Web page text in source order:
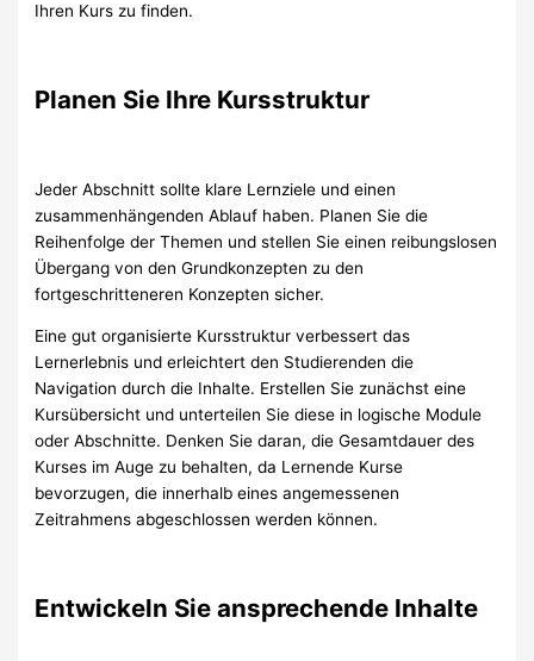
Ihren Kurs zu finden.
Planen Sie Ihre Kursstruktur
Jeder Abschnitt sollte klare Lernziele und einen
zusammenhängenden Ablauf haben. Planen Sie die
Reihenfolge der Themen und stellen Sie einen reibungslosen
Übergang von den Grundkonzepten zu den
fortgeschritteneren Konzepten sicher.
Eine gut organisierte Kursstruktur verbessert das
Lernerlebnis und erleichtert den Studierenden die
Navigation durch die Inhalte. Erstellen Sie zunächst eine
Kursübersicht und unterteilen Sie diese in logische Module
oder Abschnitte. Denken Sie daran, die Gesamtdauer des
Kurses im Auge zu behalten, da Lernende Kurse
bevorzugen, die innerhalb eines angemessenen
Zeitrahmens abgeschlossen werden können.
Entwickeln Sie ansprechende Inhalte